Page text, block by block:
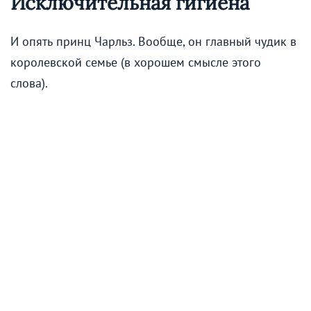
И опять принц Чарльз. Вообще, он главный чудик в
королевской семье (в хорошем смысле этого
слова).